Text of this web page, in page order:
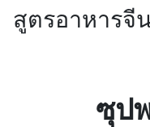
สูตรอาหารจี
ซุป